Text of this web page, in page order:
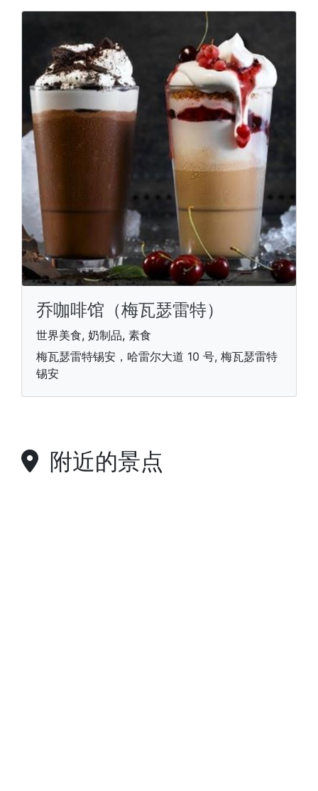
乔咖啡馆（梅瓦瑟雷特）
世界美食, 奶制品, 素食
梅瓦瑟雷特锡安，哈雷尔大道 10 号, 梅瓦瑟雷特
锡安
附近的景点